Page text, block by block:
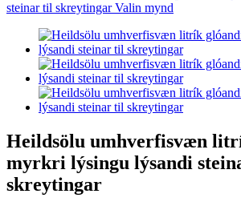
Heildsölu umhverfisvæn
myrkri lýsingu lýsandi
skreytingar